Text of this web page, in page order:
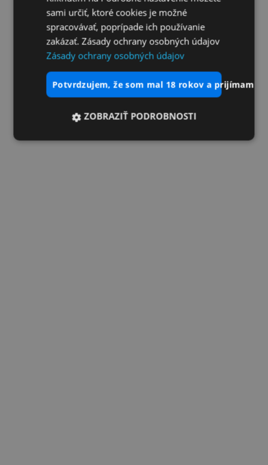
sami určiť, ktoré cookies je možné
spracovávať, poprípade ich používanie
zakázať. Zásady ochrany osobných údajov
Zásady ochrany osobných údajov
potvrdzujem, že som mal 18 rokov a prijímam
ZOBRAZIŤ PODROBNOSTI